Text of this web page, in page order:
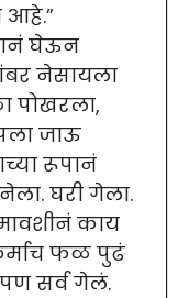
आहे.”
घेऊन
नेसायला
पोखरला,
जाऊ
रूपानं
घरी गेला.
काय
फळ पुढं
सर्व गेलं.